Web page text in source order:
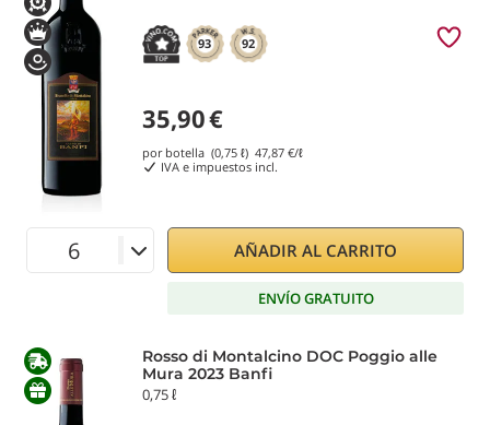
93 92
35,90€
por botella (0,75 ℓ) 47,87 €/ℓ
IVA e impuestos incl.
AÑADIR AL CARRITO
ENVÍO GRATUITO
Rosso di Montalcino DOC Poggio alle
Mura 2023 Banfi
0,75 ℓ